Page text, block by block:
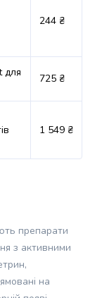
до 15 кг
до 20 кг
244 ₴
для
725 ₴
1 549 ₴
препарати
з активними
на